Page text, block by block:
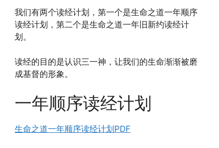
我们有两个读经计划，第一个是生命之道一年顺序
读经计划，第二个是生命之道一年旧新约读经计
划。
读经的目的是认识三一神，让我们的生命渐渐被磨
成基督的形象。
一年顺序读经计划
生命之道一年顺序读经计划PDF